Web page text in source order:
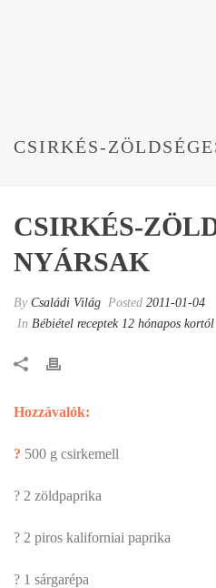
CSIRKÉS-
CSIRKÉS-
NYÁRSAK
By Családi Világ Posted 2011-01-04
In Bébiétel receptek 12 hónapos kortól
Hozzávalók:
? 500 g csirkemell
? 2 zöldpaprika
? 2 piros kaliforniai paprika
? 1 sárgarépa